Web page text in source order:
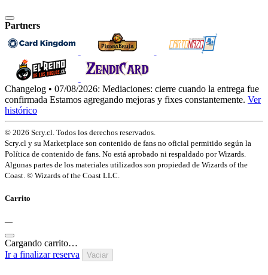
Partners
Changelog • 07/08/2026: Mediaciones: cierre cuando la entrega fue
confirmada Estamos agregando mejoras y fixes constantemente. Ver
histórico
© 2026 Scry.cl. Todos los derechos reservados.
Scry.cl y su Marketplace son contenido de fans no oficial permitido según la
Política de contenido de fans. No está aprobado ni respaldado por Wizards.
Algunas partes de los materiales utilizados son propiedad de Wizards of the
Coast. © Wizards of the Coast LLC.
Carrito
—
Cargando carrito…
Ir a finalizar reserva
Vaciar